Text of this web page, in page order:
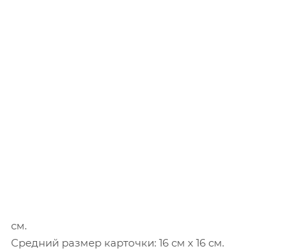
см.
Средний размер карточки: 16 см х 16 см.